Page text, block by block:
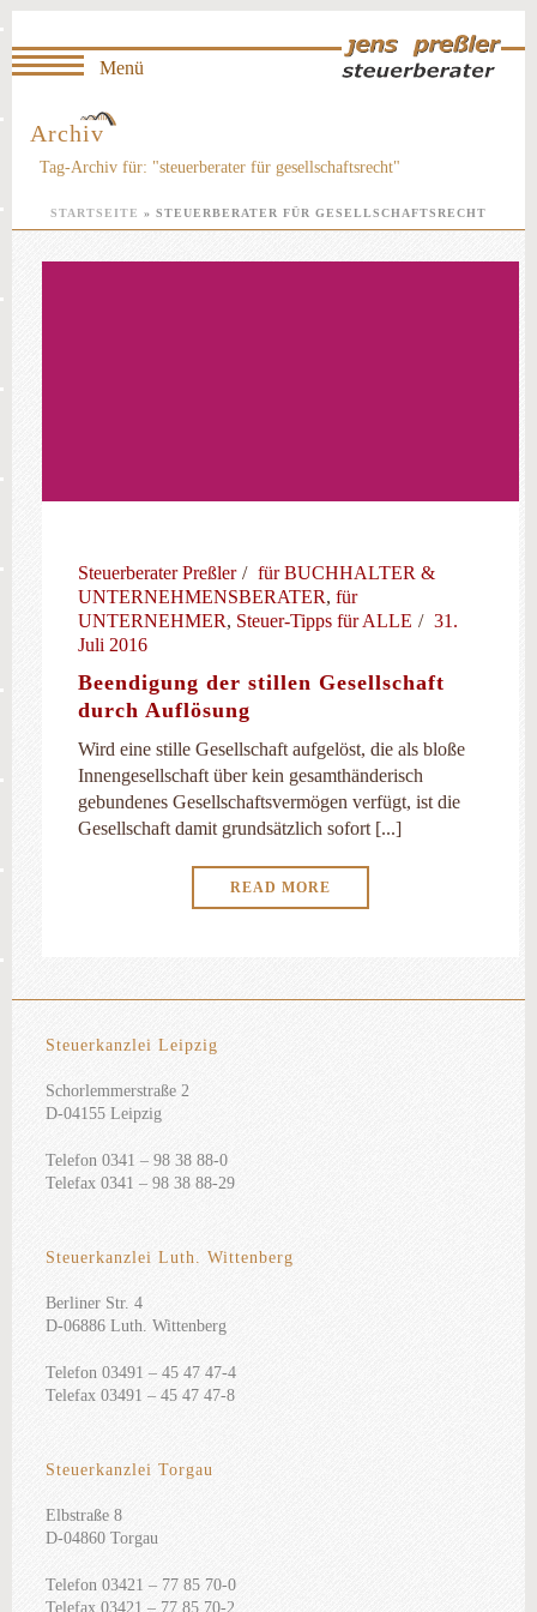
Archiv
Tag-Archiv für: "steuerberater für gesellschaftsrecht"
STARTSEITE » STEUERBERATER FÜR GESELLSCHAFTSRECHT
Steuerberater Preßler
für BUCHHALTER &
UNTERNEHMENSBERATER, für
UNTERNEHMER, Steuer-Tipps für ALLE
31.
Juli 2016
Beendigung der stillen Gesellschaft
durch Auflösung
Wird eine stille Gesellschaft aufgelöst, die als bloße
Innengesellschaft über kein gesamthänderisch
gebundenes Gesellschaftsvermögen verfügt, ist die
Gesellschaft damit grundsätzlich sofort [...]
READ MORE
Steuerkanzlei Leipzig
Schorlemmerstraße 2
D-04155 Leipzig
Telefon 0341 – 98 38 88-0
Telefax 0341 – 98 38 88-29
Steuerkanzlei Luth. Wittenberg
Berliner Str. 4
D-06886 Luth. Wittenberg
Telefon 03491 – 45 47 47-4
Telefax 03491 – 45 47 47-8
Steuerkanzlei Torgau
Elbstraße 8
D-04860 Torgau
Telefon 03421 – 77 85 70-0
Telefax 03421 – 77 85 70-2